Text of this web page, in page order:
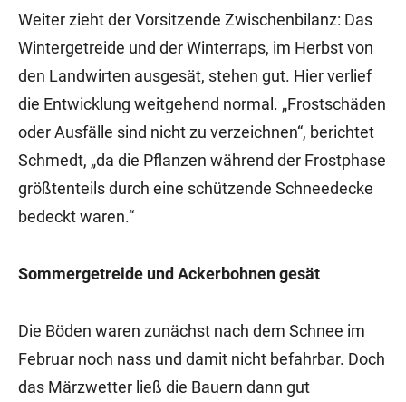
Weiter zieht der Vorsitzende Zwischenbilanz: Das
Wintergetreide und der Winterraps, im Herbst von
den Landwirten ausgesät, stehen gut. Hier verlief
die Entwicklung weitgehend normal. „Frostschäden
oder Ausfälle sind nicht zu verzeichnen“, berichtet
Schmedt, „da die Pflanzen während der Frostphase
größtenteils durch eine schützende Schneedecke
bedeckt waren.“
Sommergetreide und Ackerbohnen gesät
Die Böden waren zunächst nach dem Schnee im
Februar noch nass und damit nicht befahrbar. Doch
das Märzwetter ließ die Bauern dann gut